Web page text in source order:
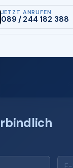
JETZT ANRUFEN
089 / 244 182 388